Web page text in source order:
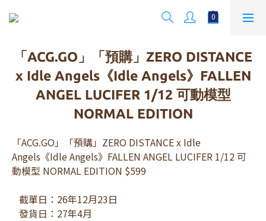
「ACG.GO」「預購」ZERO DISTANCE
x Idle Angels《Idle Angels》FALLEN
ANGEL LUCIFER 1/12 可動模型
NORMAL EDITION
「ACG.GO」「預購」ZERO DISTANCE x Idle
Angels《Idle Angels》FALLEN ANGEL LUCIFER 1/12 可
動模型 NORMAL EDITION $599
   截單日：26年12月23日
   發貨日：27年4月